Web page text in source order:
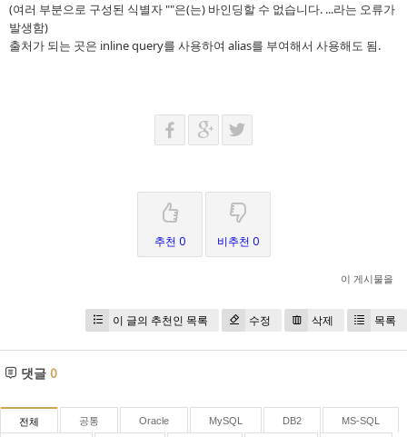
(여러 부분으로 구성된 식별자 ""은(는) 바인딩할 수 없습니다. ...라는 오류가
발생함)
출처가 되는 곳은 inline query를 사용하여 alias를 부여해서 사용해도 됨.
추천 0 비추천 0
이 게시물을
이 글의 추천인 목록 수정 삭제 목록
댓글 0
전체 공통 Oracle MySQL DB2 MS-SQL